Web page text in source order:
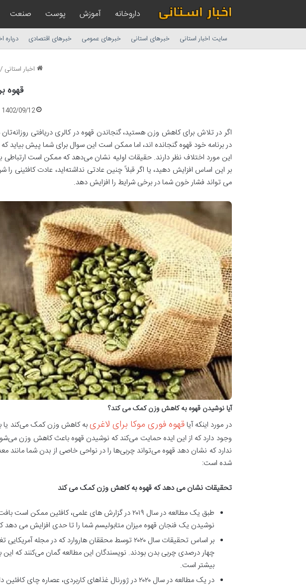
داروخانه آموزش پوست صنعت
سایت اخبار استانی خبرهای استانی خبرهای عمومی خبرهای اقتصادی درباره
اخبار استانی /
قهوه
1402/09/12
اگر در تلاش برای کاهش وزن هستید، گنجاندن قهوه در کالری دریافتی
در برنامه خود قهوه گنجانده اند، اما ممکن است این سوال برای شما پیش
این مورد اختلاف نظر دارند. حقیقات اولیه نشان می‌دهد که ممکن است
بر این اساس افزایش دهید، یا اگر قبلاً چنین عادتی نداشته‌اید، عادت کافئینی را
می تواند فشار خون شما در برخی شرایط را افزایش دهد.
آیا نوشیدن قهوه به کاهش وزن کمک می کند؟
در مورد اینکه آیاقهوه فوری موکا برای لاغریبه کاهش وزن کمک می‌کند یا به
وجود دارد که از این ایده حمایت می‌کند که نوشیدن قهوه باعث کاهش وزن
ندارد که نشان دهد قهوه می‌تواند چربی‌ها را در نواحی خاصی از بدن شما مانند
شده است:
تحقیقات نشان می دهد که قهوه به کاهش وزن کمک می کند
طبق یک مطالعه در سال ۲۰۱۹ در گزارش های علمی،
نوشیدن یک فنجان قهوه میزان متابولیسم شما را تا حدی افزایش می
بر اساس تحقیقات سال ۲۰۲۰ توسط محققان هاروارد که
چهار درصدی چربی بدن بودند. نویسندگان این مطالعه گمان می‌کنند که
بیشتر است.
در یک مطالعه در سال ۲۰۲۰ در ژورنال غذاهای کاربردی، عصاره چای کافئین دار باعث کاهش روند افزایش وزن و تجمع چربی در بدن شد.